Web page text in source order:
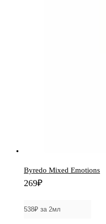
Byredo Mixed Emotions
269₽